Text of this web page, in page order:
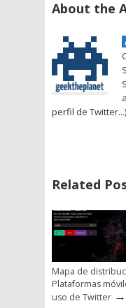
About the
perfil de Twitter...)
Related
Mapa de
Plataformas
uso de Twitter →